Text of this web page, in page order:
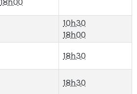
18h00
10h30
18h00
18h30
18h30